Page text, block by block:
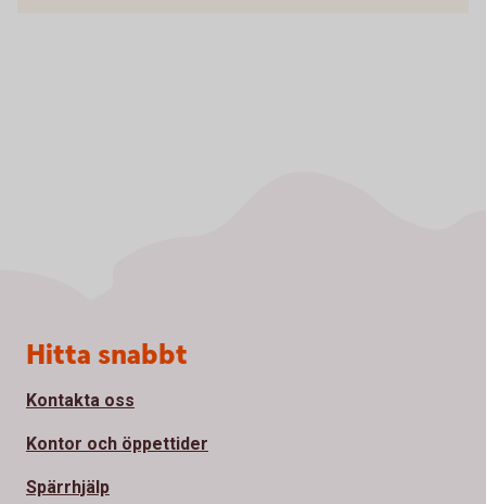
Sidfot
Hitta snabbt
Kontakta oss
Kontor och öppettider
Spärrhjälp